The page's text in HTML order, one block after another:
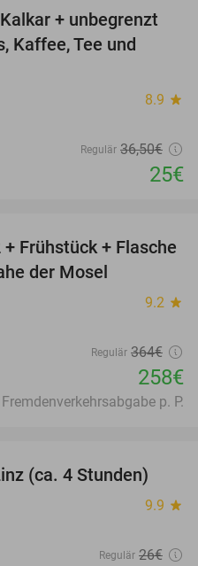
32%
+ unbegrenzt
Kaffee, Tee und
8.9 star
Regulär 36,50€
25€
29%
Frühstück + Flasche
der Mosel
9.2 star
Regulär 364€
258€
p. P.
39%
(ca. 4 Stunden)
9.9 star
Regulär 26€